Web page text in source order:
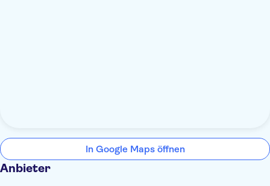
In Google Maps öffnen
Anbieter